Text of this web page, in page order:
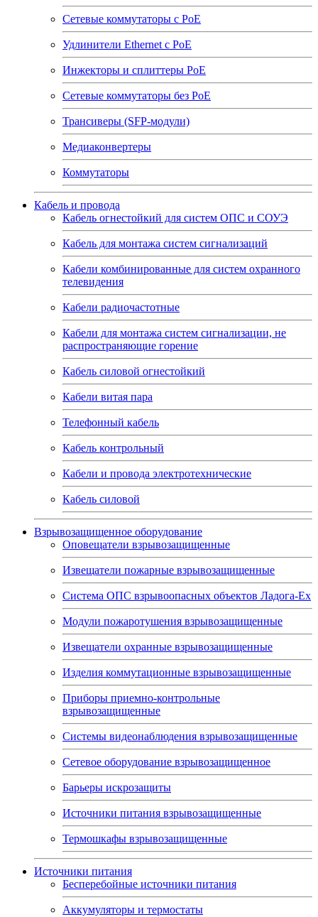
Сетевые коммутаторы с РоЕ
Удлинители Ethernet с PoE
Инжекторы и сплиттеры РоЕ
Сетевые коммутаторы без РоЕ
Трансиверы (SFP-модули)
Медиаконвертеры
Коммутаторы
Кабель и провода
Кабель огнестойкий для систем ОПС и СОУЭ
Кабель для монтажа систем сигнализаций
Кабели комбинированные для систем охранного
телевидения
Кабели радиочастотные
Кабели для монтажа систем сигнализации, не
распространяющие горение
Кабель силовой огнестойкий
Кабели витая пара
Телефонный кабель
Кабель контрольный
Кабели и провода электротехнические
Кабель силовой
Взрывозащищенное оборудование
Оповещатели взрывозащищенные
Извещатели пожарные взрывозащищенные
Система ОПС взрывоопасных объектов Ладога-Ex
Модули пожаротушения взрывозащищенные
Извещатели охранные взрывозащищенные
Изделия коммутационные взрывозащищенные
Приборы приемно-контрольные
взрывозащищенные
Системы видеонаблюдения взрывозащищенные
Сетевое оборудование взрывозащищенное
Барьеры искрозащиты
Источники питания взрывозащищенные
Термошкафы взрывозащищенные
Источники питания
Бесперебойные источники питания
Аккумуляторы и термостаты